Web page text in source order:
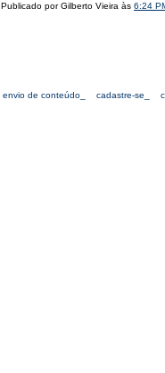
Publicado por Gilberto Vieira às 6:24
envio de conteúdo_ cadastre-se_